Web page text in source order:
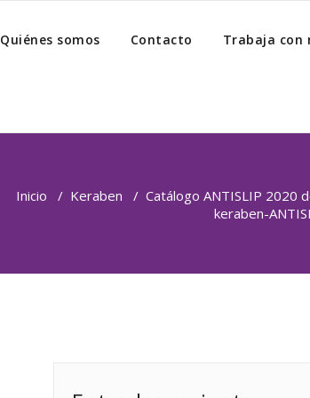
Quiénes somos Contacto Trabaja con
Inicio / Keraben / Catálogo ANTISLIP 2020
keraben-